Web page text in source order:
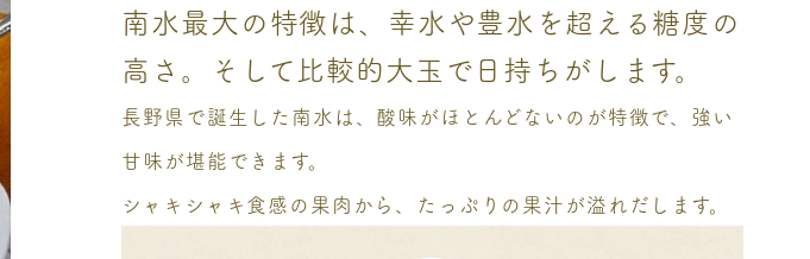
南水最大の特徴は、幸水や豊水を超える糖度の
高さ。そして比較的大玉で日持ちがします。
長野県で誕生した南水は、酸味がほとんどないのが特徴で、強い
甘味が堪能できます。
シャキシャキ食感の果肉から、たっぷりの果汁が溢れだします。